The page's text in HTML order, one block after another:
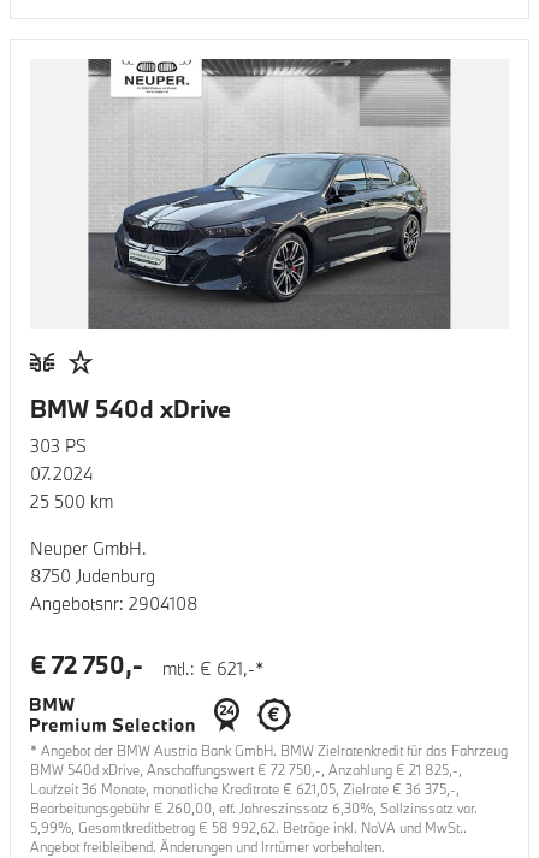
BMW 540d xDrive
303 PS
07.2024
25 500 km
Neuper GmbH.
8750 Judenburg
Angebotsnr: 2904108
mtl.: € 621,-*
€ 72 750,-
* Angebot der BMW Austria Bank GmbH. BMW Zielratenkredit für das Fahrzeug
BMW 540d xDrive, Anschaffungswert € 72 750,-, Anzahlung € 21 825,-,
Laufzeit36 Monate, monatliche Kreditrate € 621,05, Zielrate € 36 375,-,
Bearbeitungsgebühr € 260,00, eff. Jahreszinssatz 6,30%, Sollzinssatz var.
5,99%, Gesamtkreditbetrag € 58 992,62. Beträge inkl. NoVA und MwSt..
Angebot freibleibend. Änderungen und Irrtümer vorbehalten.